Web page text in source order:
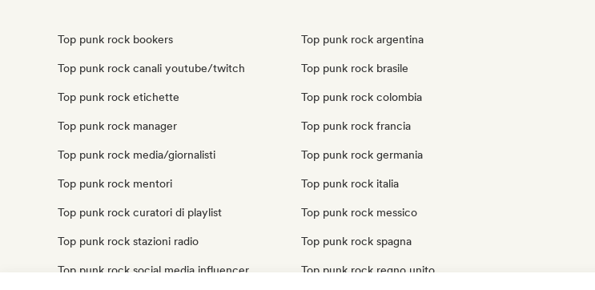
Top punk rock bookers
Top punk rock canali youtube/twitch
Top punk rock etichette
Top punk rock manager
Top punk rock media/giornalisti
Top punk rock mentori
Top punk rock curatori di playlist
Top punk rock stazioni radio
Top punk rock social media influencer
Top punk rock argentina
Top punk rock brasile
Top punk rock colombia
Top punk rock francia
Top punk rock germania
Top punk rock italia
Top punk rock messico
Top punk rock spagna
Top punk rock regno unito